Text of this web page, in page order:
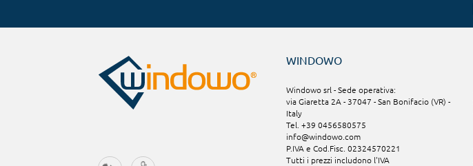
WINDOWO
Windowo srl - Sede operativa:
via Giaretta 2A - 37047 - San Bonifacio (VR) -
Italy
Tel. +39 0456580575
info@windowo.com
P.IVA e Cod.Fisc. 02324570221
Tutti i prezzi includono l'IVA